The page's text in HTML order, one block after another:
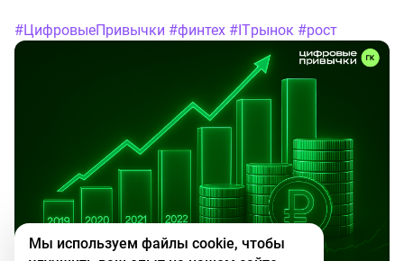
#ЦифровыеПривычки #финтех #ITрынок #рост
Мы используем файлы cookie, чтобы